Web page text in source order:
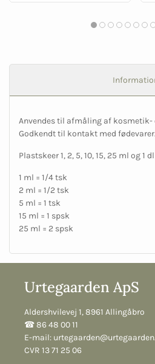
Anvendes til afmåling af kosmetik-
Godkendt til kontakt med fødevarer.
Plastskeer 1, 2, 5, 10, 15, 25 ml og 1
1 ml = 1/4 tsk
2 ml = 1/2 tsk
5 ml = 1 tsk
15 ml = 1 spsk
25 ml = 2 spsk
Urtegaarden ApS
Aldershvilevej 1, 8961 Allingåbro
☎︎ 86 48 00 11
E-mail:
CVR 13 71 25 06